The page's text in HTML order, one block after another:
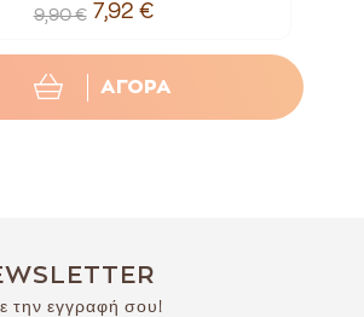
9,90 € 7,92 €
ΑΓΟΡΑ
την εγγραφή σου!